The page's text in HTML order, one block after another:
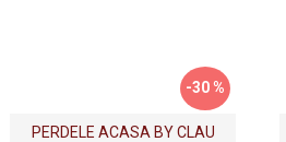
Nou
-30 %
PERDELE ACASA BY CLAU